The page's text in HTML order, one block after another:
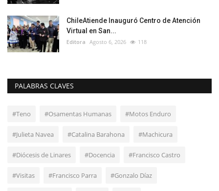
ChileAtiende Inauguró Centro de Atención
Virtual en San...
Editora Agosto 6, 2026 118
PALABRAS CLAVES
#Teno #Osamentas Humanas #Motos Enduro
#Julieta Navea #Catalina Barahona #Machicura
#Diócesis de Linares #Docencia #Francisco Castro
#Visitas #Francisco Parra #Gonzalo Díaz